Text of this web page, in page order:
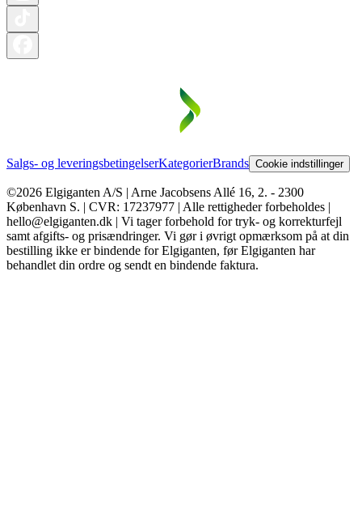
Salgs- og leveringsbetingelserKategorierBrands Cookie indstillinger
©2026 Elgiganten A/S | Arne Jacobsens Allé 16, 2. - 2300
København S. | CVR: 17237977 | Alle rettigheder forbeholdes |
hello@elgiganten.dk | Vi tager forbehold for tryk- og korrekturfejl
samt afgifts- og prisændringer. Vi gør i øvrigt opmærksom på at din
bestilling ikke er bindende for Elgiganten, før Elgiganten har
behandlet din ordre og sendt en bindende faktura.